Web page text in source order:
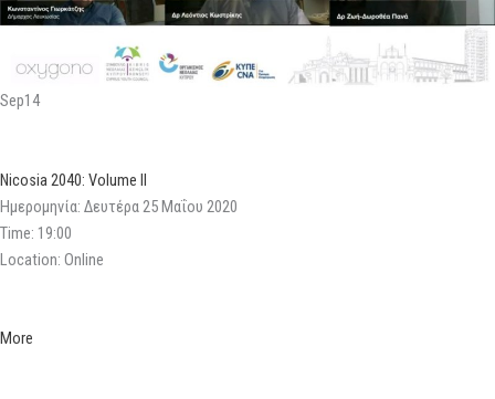
Sep14
Nicosia 2040: Volume II
Ημερομηνία: Δευτέρα 25 Μαΐου 2020
Time: 19:00
Location: Online
More